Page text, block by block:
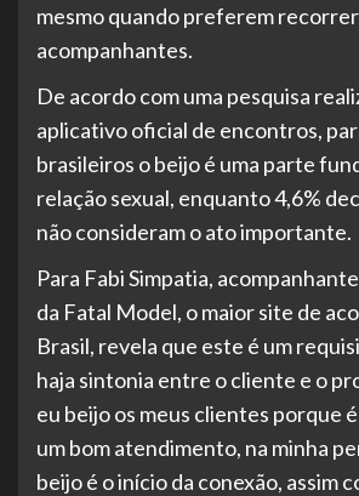
mesmo quando preferem recorrer
acompanhantes.
De acordo com uma pesquisa
aplicativo oficial de encontros,
brasileiros o beijo é uma parte
relação sexual, enquanto 4,6%
não consideram o ato importante.
Para Fabi Simpatia,
da Fatal Model, o maior site de
Brasil, revela que este é um
haja sintonia entre o cliente e o
eu beijo os meus clientes porque
um bom atendimento, na minha
beijo é o início da conexão, assim